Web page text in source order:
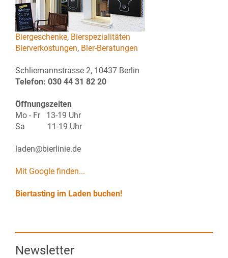
Biergeschenke, Bierspezialitäten
Bierverkostungen, Bier-Beratungen
Schliemannstrasse 2, 10437 Berlin
Telefon: 030 44 31 82 20
Öffnungszeiten
Mo - Fr 13-19 Uhr
Sa 11-19 Uhr
laden@bierlinie.de
Mit Google finden...
Biertasting im Laden buchen!
Newsletter